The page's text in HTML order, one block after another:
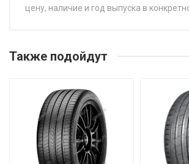
цену, наличие и год выпуска в
Sonix XSPORT S8 195/40R17 81W
Sonix XSPORT S8 195/45R17 85W
Sonix XSPORT S8 195/50R15 82V
Также подойдут